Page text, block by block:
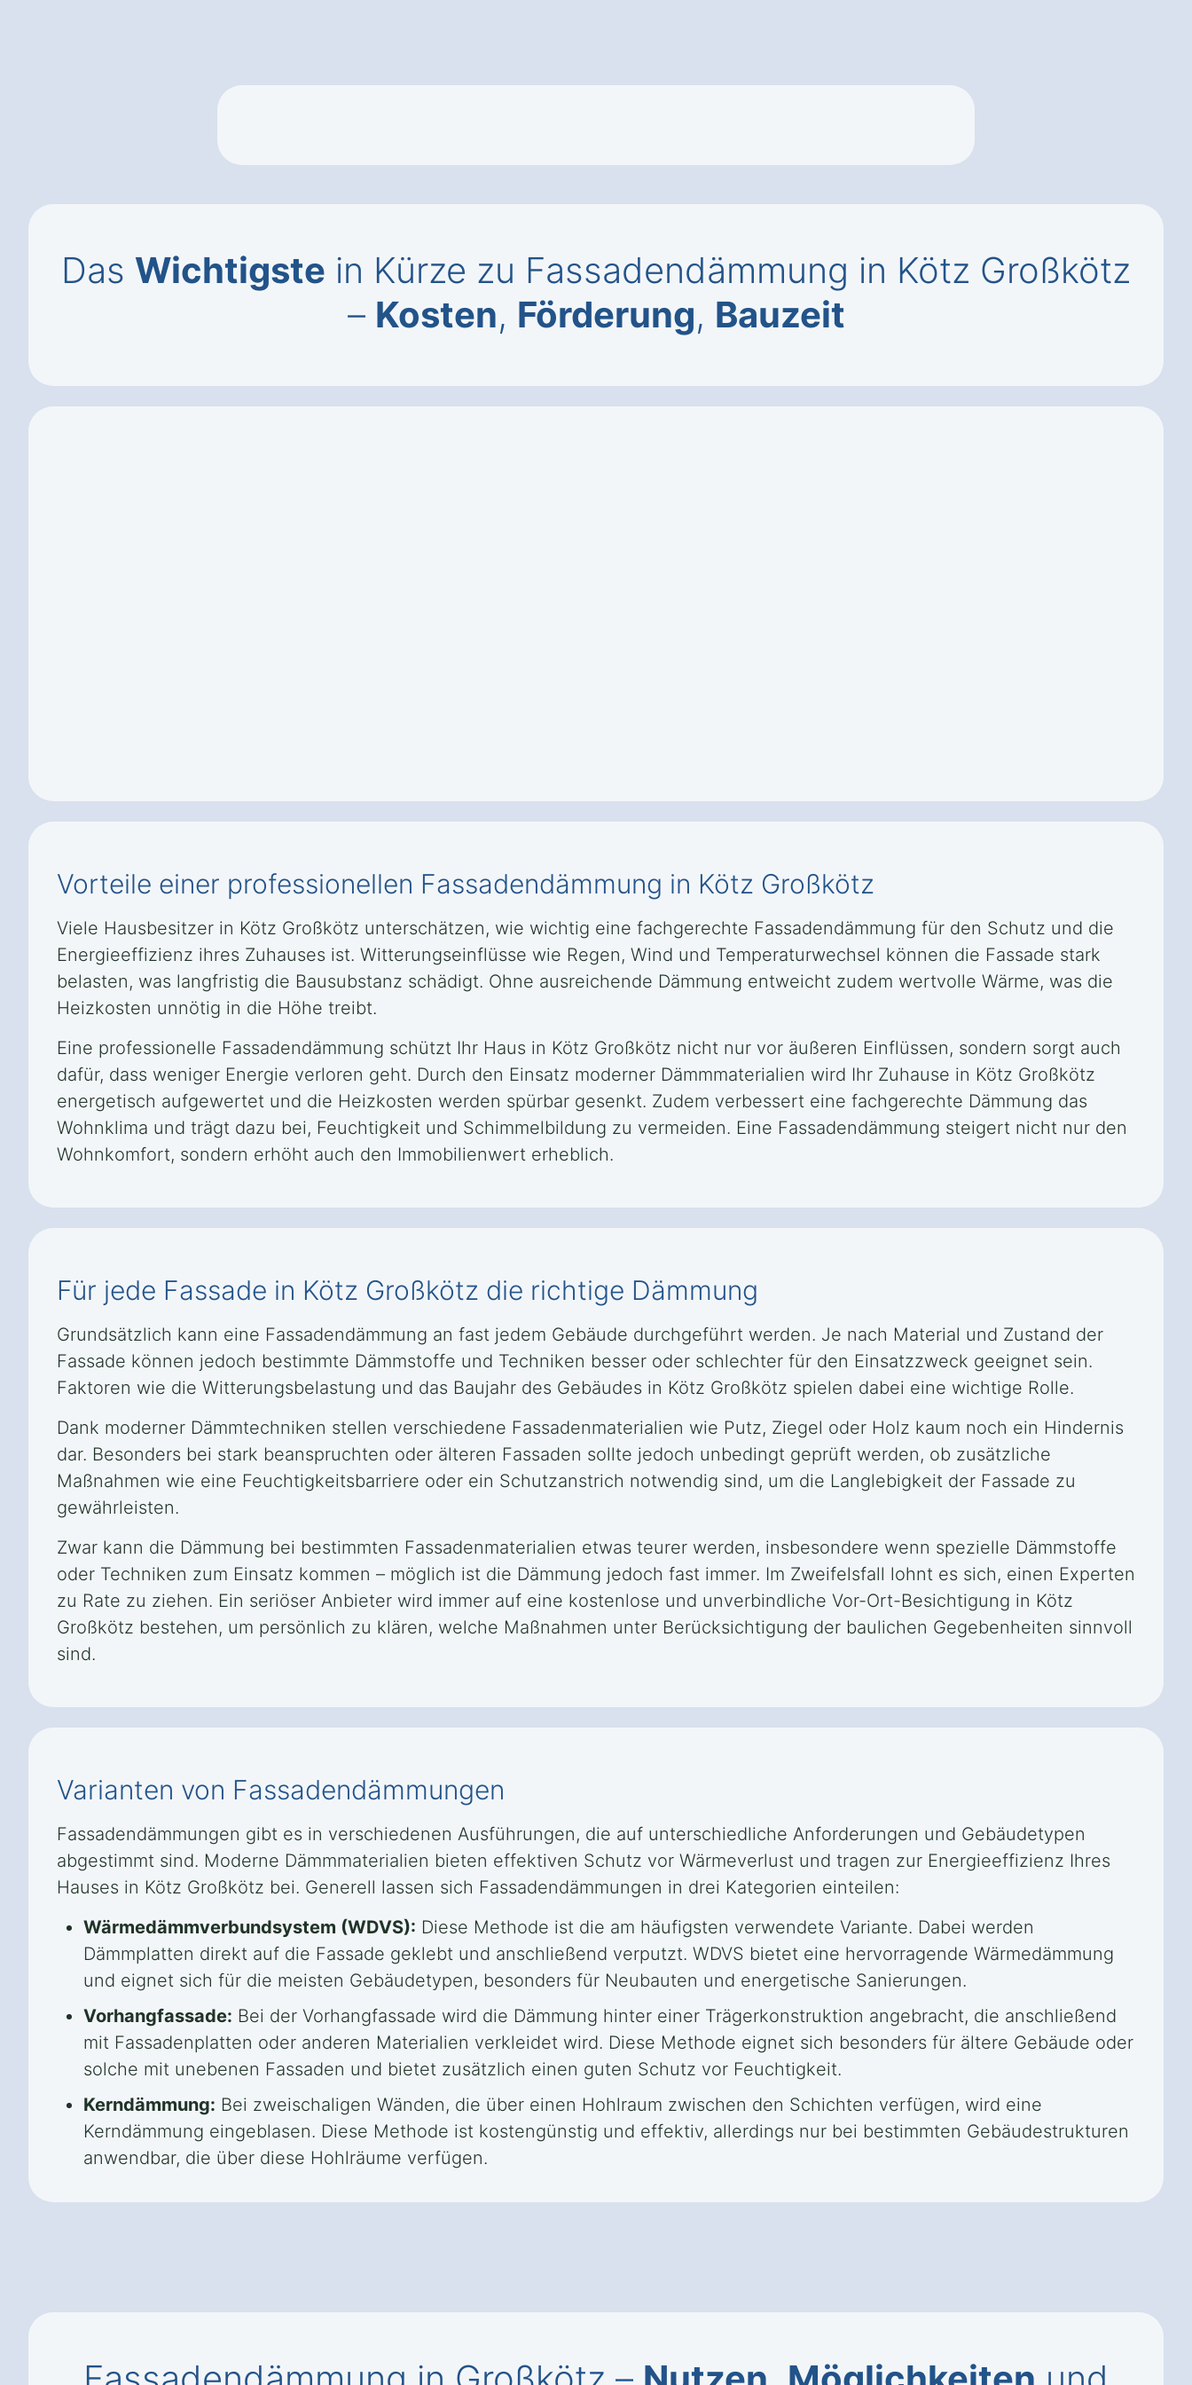
Das Wichtigste in Kürze zu Fassadendämmung in Kötz Großkötz
– Kosten, Förderung, Bauzeit
Vorteile einer professionellen Fassadendämmung in Kötz Großkötz
Viele Hausbesitzer in Kötz Großkötz unterschätzen, wie wichtig eine fachgerechte Fassadendämmung für den Schutz und die
Energieeffizienz ihres Zuhauses ist. Witterungseinflüsse wie Regen, Wind und Temperaturwechsel können die Fassade stark
belasten, was langfristig die Bausubstanz schädigt. Ohne ausreichende Dämmung entweicht zudem wertvolle Wärme, was die
Heizkosten unnötig in die Höhe treibt.
Eine professionelle Fassadendämmung schützt Ihr Haus in Kötz Großkötz nicht nur vor äußeren Einflüssen, sondern sorgt auch
dafür, dass weniger Energie verloren geht. Durch den Einsatz moderner Dämmmaterialien wird Ihr Zuhause in Kötz Großkötz
energetisch aufgewertet und die Heizkosten werden spürbar gesenkt. Zudem verbessert eine fachgerechte Dämmung das
Wohnklima und trägt dazu bei, Feuchtigkeit und Schimmelbildung zu vermeiden. Eine Fassadendämmung steigert nicht nur den
Wohnkomfort, sondern erhöht auch den Immobilienwert erheblich.
Für jede Fassade in Kötz Großkötz die richtige Dämmung
Grundsätzlich kann eine Fassadendämmung an fast jedem Gebäude durchgeführt werden. Je nach Material und Zustand der
Fassade können jedoch bestimmte Dämmstoffe und Techniken besser oder schlechter für den Einsatzzweck geeignet sein.
Faktoren wie die Witterungsbelastung und das Baujahr des Gebäudes in Kötz Großkötz spielen dabei eine wichtige Rolle.
Dank moderner Dämmtechniken stellen verschiedene Fassadenmaterialien wie Putz, Ziegel oder Holz kaum noch ein Hindernis
dar. Besonders bei stark beanspruchten oder älteren Fassaden sollte jedoch unbedingt geprüft werden, ob zusätzliche
Maßnahmen wie eine Feuchtigkeitsbarriere oder ein Schutzanstrich notwendig sind, um die Langlebigkeit der Fassade zu
gewährleisten.
Zwar kann die Dämmung bei bestimmten Fassadenmaterialien etwas teurer werden, insbesondere wenn spezielle Dämmstoffe
oder Techniken zum Einsatz kommen – möglich ist die Dämmung jedoch fast immer. Im Zweifelsfall lohnt es sich, einen Experten
zu Rate zu ziehen. Ein seriöser Anbieter wird immer auf eine kostenlose und unverbindliche Vor-Ort-Besichtigung in Kötz
Großkötz bestehen, um persönlich zu klären, welche Maßnahmen unter Berücksichtigung der baulichen Gegebenheiten sinnvoll
sind.
Varianten von Fassadendämmungen
Fassadendämmungen gibt es in verschiedenen Ausführungen, die auf unterschiedliche Anforderungen und Gebäudetypen
abgestimmt sind. Moderne Dämmmaterialien bieten effektiven Schutz vor Wärmeverlust und tragen zur Energieeffizienz Ihres
Hauses in Kötz Großkötz bei. Generell lassen sich Fassadendämmungen in drei Kategorien einteilen:
Wärmedämmverbundsystem (WDVS): Diese Methode ist die am häufigsten verwendete Variante. Dabei werden
Dämmplatten direkt auf die Fassade geklebt und anschließend verputzt. WDVS bietet eine hervorragende Wärmedämmung
und eignet sich für die meisten Gebäudetypen, besonders für Neubauten und energetische Sanierungen.
Vorhangfassade: Bei der Vorhangfassade wird die Dämmung hinter einer Trägerkonstruktion angebracht, die anschließend
mit Fassadenplatten oder anderen Materialien verkleidet wird. Diese Methode eignet sich besonders für ältere Gebäude oder
solche mit unebenen Fassaden und bietet zusätzlich einen guten Schutz vor Feuchtigkeit.
Kerndämmung: Bei zweischaligen Wänden, die über einen Hohlraum zwischen den Schichten verfügen, wird eine
Kerndämmung eingeblasen. Diese Methode ist kostengünstig und effektiv, allerdings nur bei bestimmten Gebäudestrukturen
anwendbar, die über diese Hohlräume verfügen.